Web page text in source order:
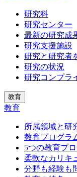
研究科
研究センター
最新の研究成
研究支援施設
研究と研究者
研究の状況
研究コンプラ
教育
教育
所属領域と研
教育プログラ
5つの教育プ
柔軟なカリキ
分野も経験も